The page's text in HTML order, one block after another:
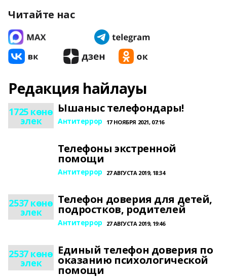
Читайте нас
Редакция һайлауы
1725 көнө
элек
Ышаныс телефондары!
Антитеррор 17 НОЯБРЯ 2021, 07:16
Телефоны экстренной
помощи
Антитеррор 27 АВГУСТА 2019, 18:34
2537 көнө
элек
Телефон доверия для детей,
подростков, родителей
Антитеррор 27 АВГУСТА 2019, 19:46
2537 көнө
элек
Единый телефон доверия по
оказанию психологической
помощи